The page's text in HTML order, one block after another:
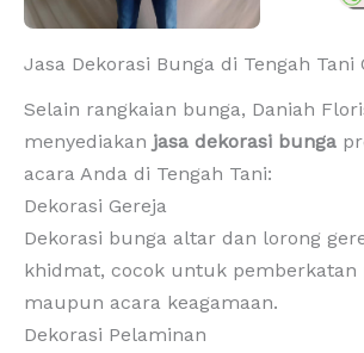
Jasa Dekorasi Bunga di Tengah Tani
Selain rangkaian bunga, Daniah
menyediakan jasa dekorasi bunga
acara Anda di Tengah Tani:
Dekorasi Gereja
Dekorasi bunga altar dan lorong
khidmat, cocok untuk pemberkatan
maupun acara keagamaan.
Dekorasi Pelaminan